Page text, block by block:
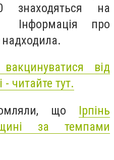
знаходяться на
Інформація про
від
- читайте тут.
що Ірпінь
за темпами